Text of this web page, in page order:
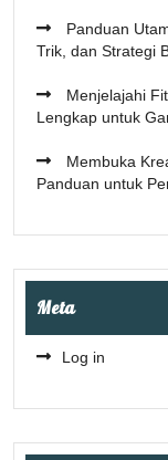
Panduan
Trik, dan Strategi
Menjelajahi
Lengkap untuk
Membuka
Panduan untuk
Meta
Log in